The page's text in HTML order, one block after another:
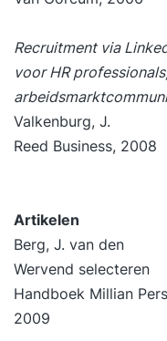
Recruitment via
voor HR
Valkenburg, J.
Reed Business, 2008
Artikelen
Berg, J. van den
Wervend selecteren
Handboek Millian
2009